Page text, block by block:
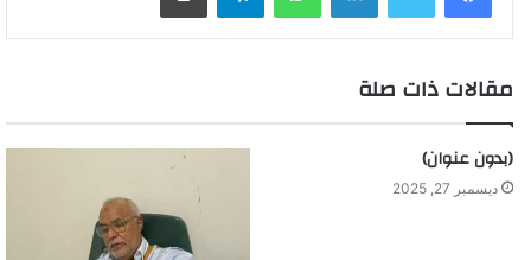
مقالات ذات صلة
(بدون عنوان)
ديسمبر 27, 2025